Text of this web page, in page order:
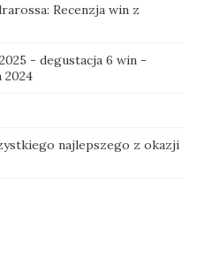
Recenzja win z
- degustacja 6 win -
2024
najlepszego z okazji